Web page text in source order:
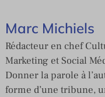
Marc Michiels
Rédacteur en chef
Marketing et Social
Donner la parole à
forme d’une tribune,